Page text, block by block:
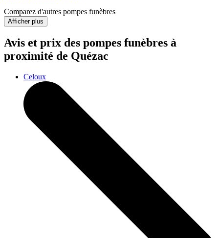
Comparez d'autres pompes funèbres
Afficher plus
Avis et prix des pompes funèbres à
proximité de Quézac
Celoux